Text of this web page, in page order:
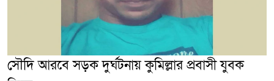
সৌদি আরবে সড়ক দুর্ঘটনায় কুমিল্লার প্রবাসী যুবক